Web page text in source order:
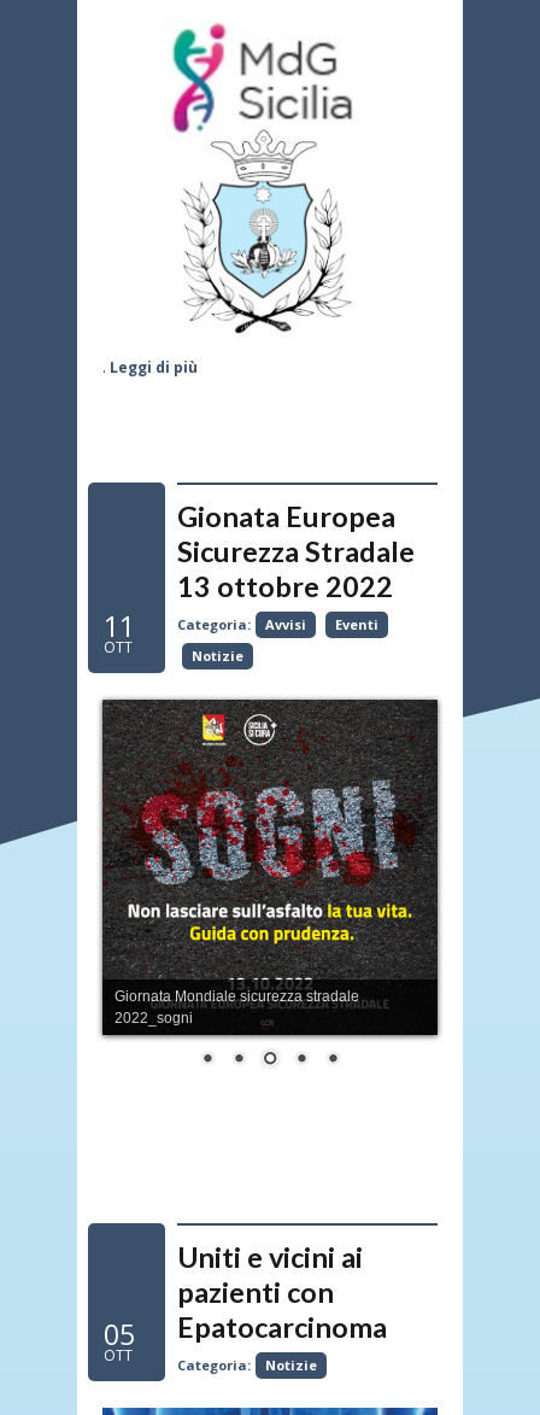
. Leggi di più
11
OTT
Gionata Europea
Sicurezza Stradale
13 ottobre 2022
Categoria: Avvisi
Eventi
Notizie
Giornata Mondiale sicurezza stradale
2022_sogni
05
OTT
Uniti e vicini ai
pazienti con
Epatocarcinoma
Categoria: Notizie